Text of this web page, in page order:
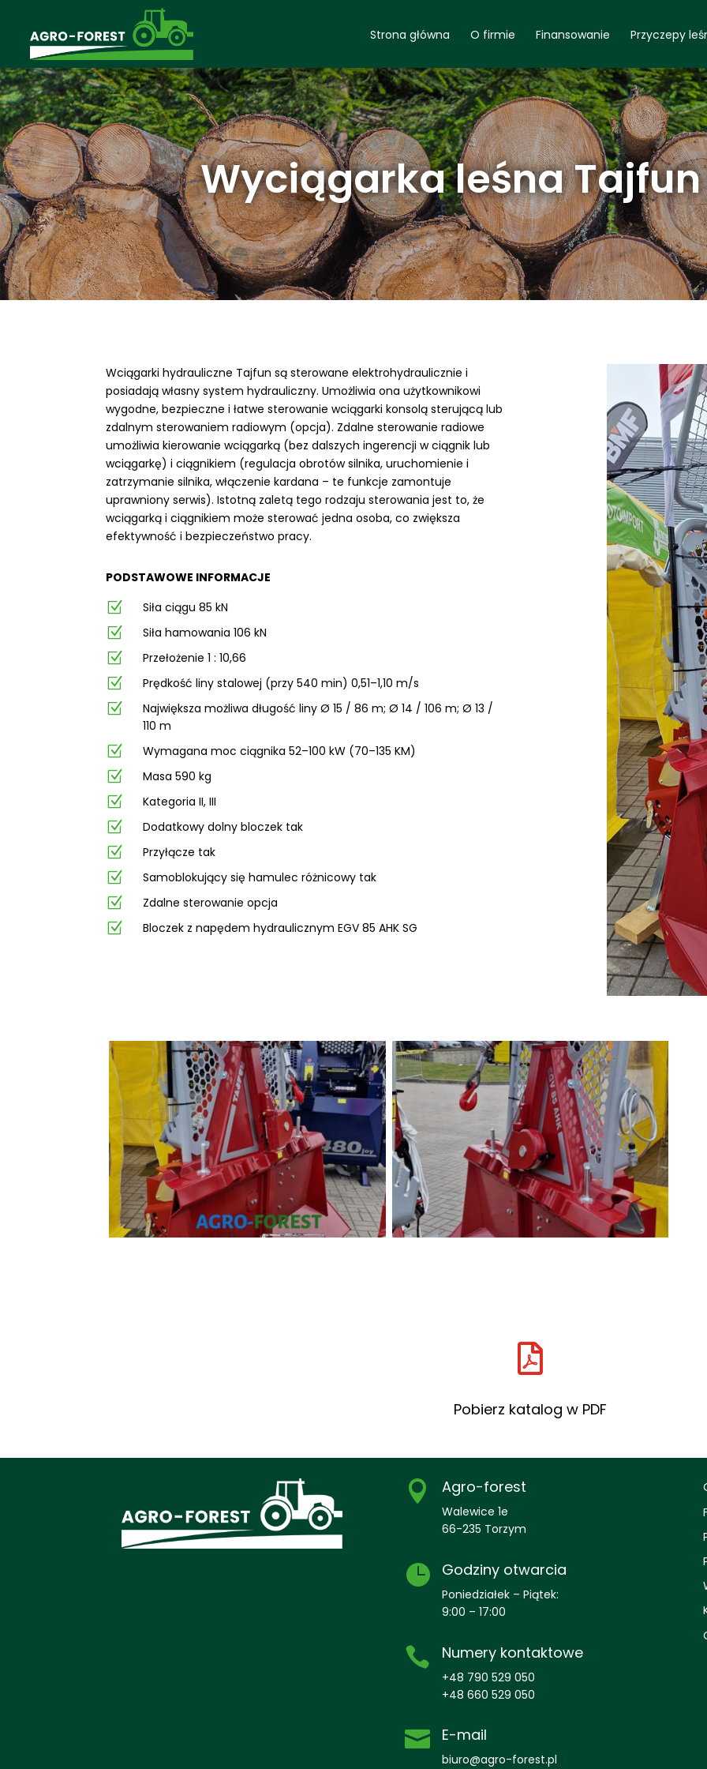
Strona główna O firmie Finansowanie Przyczepy
Wyciągarka leśna Tajfun
Wciągarki hydrauliczne Tajfun są sterowane elektrohydraulicznie i
posiadają własny system hydrauliczny. Umożliwia ona użytkownikowi
wygodne, bezpieczne i łatwe sterowanie wciągarki konsolą sterującą lub
zdalnym sterowaniem radiowym (opcja). Zdalne sterowanie radiowe
umożliwia kierowanie wciągarką (bez dalszych ingerencji w ciągnik lub
wciągarkę) i ciągnikiem (regulacja obrotów silnika, uruchomienie i
zatrzymanie silnika, włączenie kardana – te funkcje zamontuje
uprawniony serwis). Istotną zaletą tego rodzaju sterowania jest to, że
wciągarką i ciągnikiem może sterować jedna osoba, co zwiększa
efektywność i bezpieczeństwo pracy.
PODSTAWOWE INFORMACJE
Z Siła ciągu 85 kN
Z Siła hamowania 106 kN
Z Przełożenie 1 : 10,66
Z Prędkość liny stalowej (przy 540 min) 0,51–1,10 m/s
Z
Największa możliwa długość liny Ø 15 / 86 m; Ø 14 / 106 m; Ø 13 /
110 m
Z Wymagana moc ciągnika 52–100 kW (70–135 KM)
Z Masa 590 kg
Z Kategoria II, III
Z Dodatkowy dolny bloczek tak
Z Przyłącze tak
Z Samoblokujący się hamulec różnicowy tak
Z Zdalne sterowanie opcja
Z Bloczek z napędem hydraulicznym EGV 85 AHK SG

Pobierz katalog w PDF
 Agro-forest
Walewice 1e
66-235 Torzym
 Godziny otwarcia
Poniedziałek – Piątek:
9:00 – 17:00
 Numery kontaktowe
+48 790 529 050
+48 660 529 050
 E-mail
biuro@agro-forest.pl